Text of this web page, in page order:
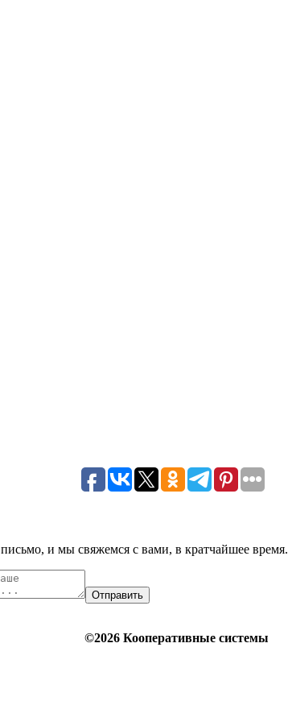
и мы свяжемся с вами, в кратчайшее время.
Отправить
©2026 Кооперативные системы